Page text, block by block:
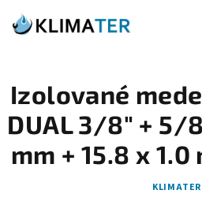
obsah
Izolované
DUAL 3/8" + 5/
mm + 15.8 x 1.0
KLIMATER